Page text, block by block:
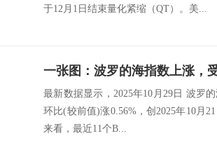
于12月1日结束量化紧缩（QT）。美...
最新数据显示，2025年10月29日 波罗
环比(较前值)涨0.56%，创2025年10月
来看，最近11个B...